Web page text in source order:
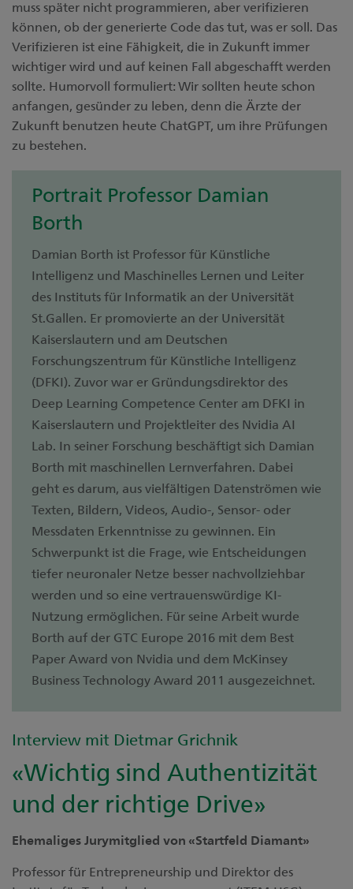
muss später nicht programmieren, aber verifizieren
können, ob der generierte Code das tut, was er soll. Das
Verifizieren ist eine Fähigkeit, die in Zukunft immer
wichtiger wird und auf keinen Fall abgeschafft werden
sollte. Humorvoll formuliert: Wir sollten heute schon
anfangen, gesünder zu leben, denn die Ärzte der
Zukunft benutzen heute ChatGPT, um ihre Prüfungen
zu bestehen.
Portrait Professor Damian
Borth
Damian Borth ist Professor für Künstliche
Intelligenz und Maschinelles Lernen und Leiter
des Instituts für Informatik an der Universität
St.Gallen. Er promovierte an der Universität
Kaiserslautern und am Deutschen
Forschungszentrum für Künstliche Intelligenz
(DFKI). Zuvor war er Gründungsdirektor des
Deep Learning Competence Center am DFKI in
Kaiserslautern und Projektleiter des Nvidia AI
Lab. In seiner Forschung beschäftigt sich Damian
Borth mit maschinellen Lernverfahren. Dabei
geht es darum, aus vielfältigen Datenströmen wie
Texten, Bildern, Videos, Audio-, Sensor- oder
Messdaten Erkenntnisse zu gewinnen. Ein
Schwerpunkt ist die Frage, wie Entscheidungen
tiefer neuronaler Netze besser nachvollziehbar
werden und so eine vertrauenswürdige KI-
Nutzung ermöglichen. Für seine Arbeit wurde
Borth auf der GTC Europe 2016 mit dem Best
Paper Award von Nvidia und dem McKinsey
Business Technology Award 2011 ausgezeichnet.
Interview mit Dietmar Grichnik
«Wichtig sind Authentizität
und der richtige Drive»
Ehemaliges Jurymitglied von «Startfeld Diamant»
Professor für Entrepreneurship und Direktor des